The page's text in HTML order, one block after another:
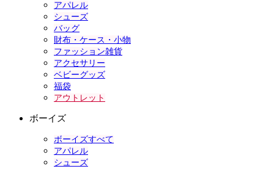
アパレル
シューズ
バッグ
財布・ケース・小物
ファッション雑貨
アクセサリー
ベビーグッズ
福袋
アウトレット
ボーイズ
ボーイズすべて
アパレル
シューズ